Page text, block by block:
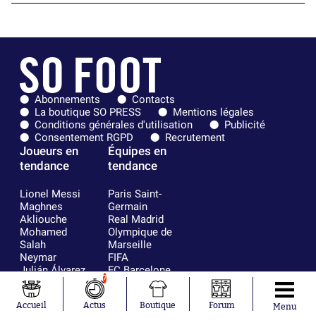
Abonnements
Contacts
La boutique SO PRESS
Mentions légales
Conditions générales d'utilisation
Publicité
Consentement RGPD
Recrutement
Joueurs en
tendance
Lionel Messi
Maghnes
Akliouche
Mohamed
Salah
Neymar
Julián Álvarez
Ferrán Torres
Kilian Corredor
Franco
Équipes en
tendance
Paris Saint-
Germain
Real Madrid
Olympique de
Marseille
FIFA
FC Barcelone
Argentine
Olympique
lyonnais
Accueil
7
Actus Boutique Forum Menu